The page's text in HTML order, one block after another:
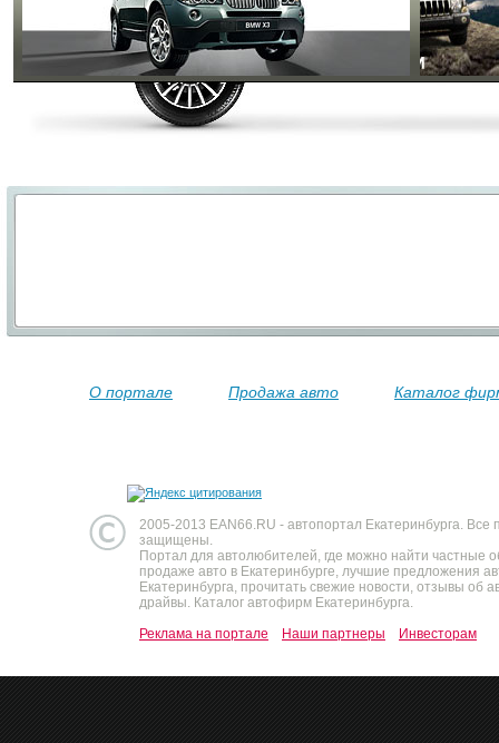
О портале Продажа авто Каталог
2005-2013 EAN66.RU - автопортал Екатеринбурга. Все
защищены.
Портал для автолюбителей, где можно найти частные
продаже авто в Екатеринбурге, лучшие предложения
Екатеринбурга, прочитать свежие новости, отзывы об
драйвы. Каталог автофирм Екатеринбурга.
Реклама на портале
Наши партнеры Инвесторам